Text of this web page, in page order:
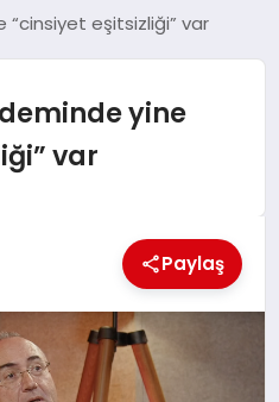
“cinsiyet eşitsizliği” var
yine
var
Paylaş